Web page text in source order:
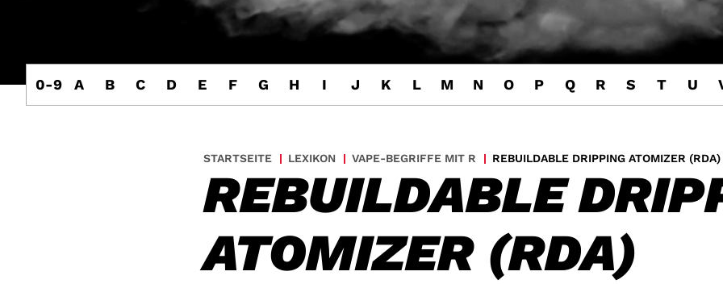
0-9 A B C D E F G H I J K L M N O P Q R S T U
STARTSEITE LEXIKON VAPE-BEGRIFFE MIT R REBUILDABLE DRIPPING ATOMIZER (RDA)
REBUILDABLE
ATOMIZER (RDA)